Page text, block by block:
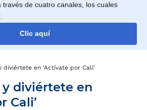
través de cuatro canales, los cuales
Clic aquí
diviértete en ‘Actívate por Cali’
y diviértete en
Cali’